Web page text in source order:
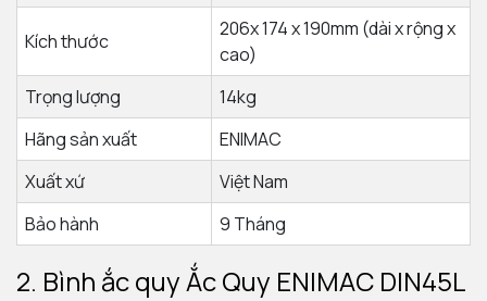
Kích thước
206x 174 x 190mm (dài x rộng x
cao)
Trọng lượng
14kg
Hãng sản xuất
ENIMAC
Xuất xứ
Việt Nam
Bảo hành
9 Tháng
2. Bình ắc quyẮc Quy ENIMAC DIN45L